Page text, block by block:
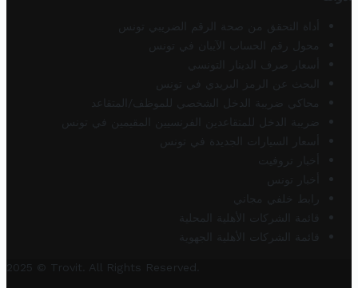
أداة التحقق من صحة الرقم الضريبي تونس
محول رقم الحساب الآيبان في تونس
أسعار صرف الدينار التونسي
البحث عن الرمز البريدي في تونس
محاكي ضريبة الدخل الشخصي للموظف/المتقاعد
ضريبة الدخل للمتقاعدين الفرنسيين المقيمين في تونس
أسعار السيارات الجديدة في تونس
أخبار تروفيت
أخبار تونس
رابط خلفي مجاني
قائمة الشركات الأهلية المحلية
قائمة الشركات الأهلية الجهوية
2025 © Trovit. All Rights Reserved.